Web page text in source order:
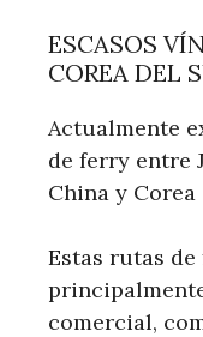
ESCASOS
COREA DEL
Actualmente
de ferry entre
China y Corea
Estas rutas
comercial,